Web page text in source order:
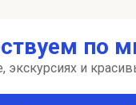
по
экскурсиях и